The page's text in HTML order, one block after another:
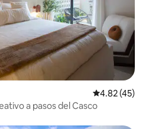
Calificación
4.82 (45)
a pasos del Casco